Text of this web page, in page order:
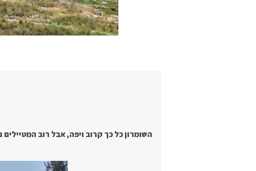
השומרון כל כך קרוב ויפה, אבל רוב